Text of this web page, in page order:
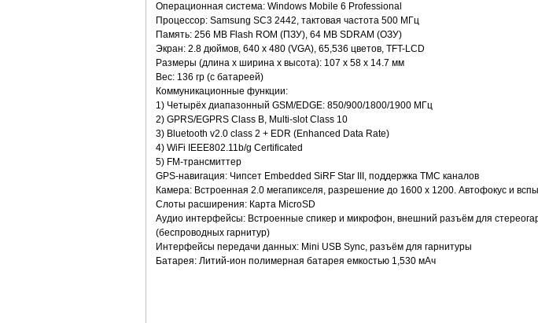
Операционная система: Windows Mobile 6 Professional
Процессор: Samsung SC3 2442, тактовая частота 500 МГц
Память: 256 MB Flash ROM (ПЗУ), 64 MB SDRAM (ОЗУ)
Экран: 2.8 дюймов, 640 x 480 (VGA), 65,536 цветов, TFT-LCD
Размеры (длина x ширина x высота): 107 x 58 x 14.7 мм
Вес: 136 гр (с батареей)
Коммуникационные функции:
1) Четырёх диапазонный GSM/EDGE: 850/900/1800/1900 МГц
2) GPRS/EGPRS Class B, Multi-slot Class 10
3) Bluetooth v2.0 class 2 + EDR (Enhanced Data Rate)
4) WiFi IEEE802.11b/g Certificated
5) FM-трансмиттер
GPS-навигация: Чипсет Embedded SiRF Star III, поддержка TMC каналов
Камера: Встроенная 2.0 мегапикселя, разрешение до 1600 x 1200. Автофокус и
Слоты расширения: Карта MicroSD
Аудио интерфейсы: Встроенные спикер и микрофон, внешний разъём для
(беспроводных гарнитур)
Интерфейсы передачи данных: Mini USB Sync, разъём для гарнитуры
Батарея: Литий-ион полимерная батарея емкостью 1,530 мАч